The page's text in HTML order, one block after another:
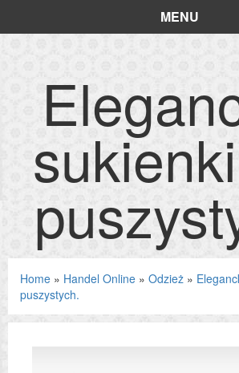
MENU
Home » Handel Online » Odzież »
puszystych.